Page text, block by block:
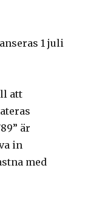
1 juli
att
är
in
med